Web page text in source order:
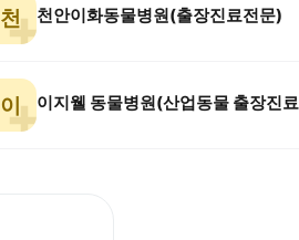
천 천안이화동물병원(출장진료전문)
이